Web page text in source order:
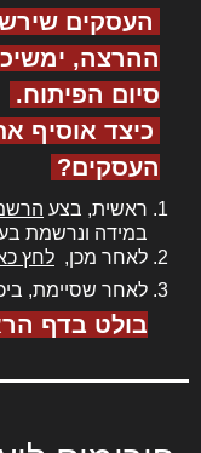
העסקים
ההרצה,
סיום הפיתוח.
כיצד אוסיף
העסקים?
ראשית, בצע
במידה ונרשמת
לאחר מכן, לחץ
לאחר שסיימת,
בולט בדף